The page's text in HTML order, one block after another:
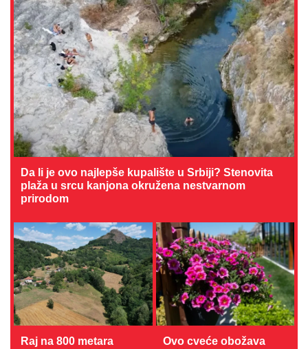
Da li je ovo najlepše kupalište u Srbiji? Stenovita
plaža u srcu kanjona okružena nestvarnom
prirodom
Raj na 800 metara
Ovo cveće obožava